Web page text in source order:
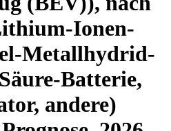
Ionen-
Metallhydrid-
Batterie,
andere)